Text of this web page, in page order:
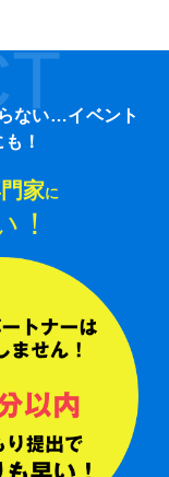
ない…イベント
！
家に
！